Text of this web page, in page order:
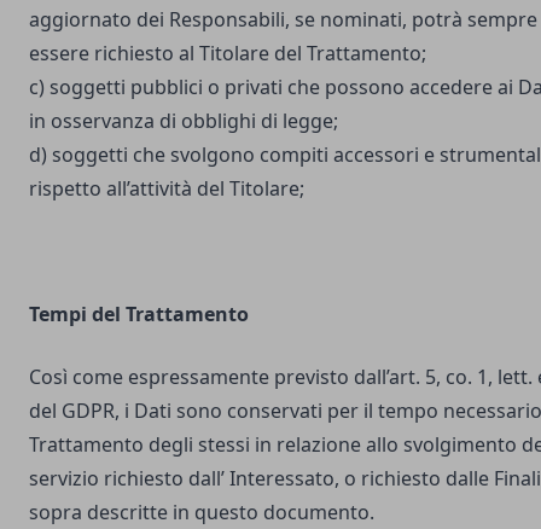
aggiornato dei Responsabili, se nominati, potrà sempre
essere richiesto al Titolare del Trattamento;
c) soggetti pubblici o privati che possono accedere ai
in osservanza di obblighi di legge;
d) soggetti che svolgono compiti accessori e
rispetto all’attività del Titolare;
Tempi del Trattamento
Così come espressamente previsto dall’art. 5, co. 1, lett.
del GDPR, i Dati sono conservati per il tempo
Trattamento degli stessi in relazione allo svolgimento
servizio richiesto dall’ Interessato, o richiesto dalle
sopra descritte in questo documento.